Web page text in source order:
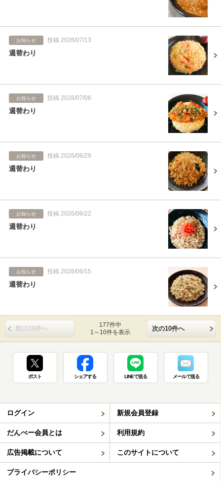
お知らせ 投稿 2026/07/13
週替わり
お知らせ 投稿 2026/07/06
週替わり
お知らせ 投稿 2026/06/29
週替わり
お知らせ 投稿 2026/06/22
週替わり
お知らせ 投稿 2026/06/15
週替わり
前の10件へ
177件中
1～10件を表示
次の10件へ
ポスト シェアする LINEで送る メールで送る
ログイン 新規会員登録
だんべー会員とは 利用規約
広告掲載について このサイトについて
プライバシーポリシー